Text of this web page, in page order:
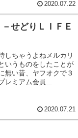
2020.07.22
せどりＬＩＦＥ
しちゃうよねメルカリ
いうものをしたことが
無い昔、ヤフオクで３
レミアム会員...
2020.07.21